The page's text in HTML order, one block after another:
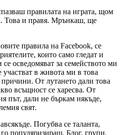
правилата на играта, щом
Това и правя. Мрънкаш, ще
правила на Facebook, се
които само гледат и
осведомяват за семейството ми
в живота ми в това
От лутането дали това
всъщност се харесва. От
път, дали не бъркам някъде,
свят.
Погубва се таланта,
популяризираш. Блог, групи,